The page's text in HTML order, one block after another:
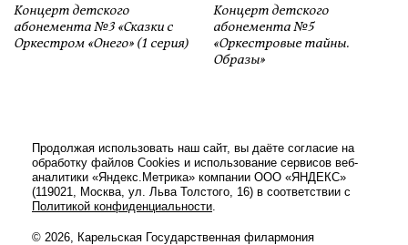
Концерт детского
абонемента №3 «Сказки с
Оркестром «Онего» (1 серия)
Концерт детского
абонемента №5
«Оркестровые тайны.
Образы»
Продолжая использовать наш сайт, вы даёте согласие на
обработку файлов Cookies и использование сервисов веб-
аналитики «Яндекс.Метрика» компании ООО «ЯНДЕКС»
(119021, Москва, ул. Льва Толстого, 16) в соответствии с
Политикой конфиденциальности.
© 2026, Карельская Государственная филармония